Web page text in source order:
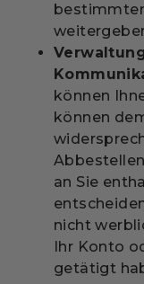
können
können
an Sie
nicht
Ihr Konto
getätigt